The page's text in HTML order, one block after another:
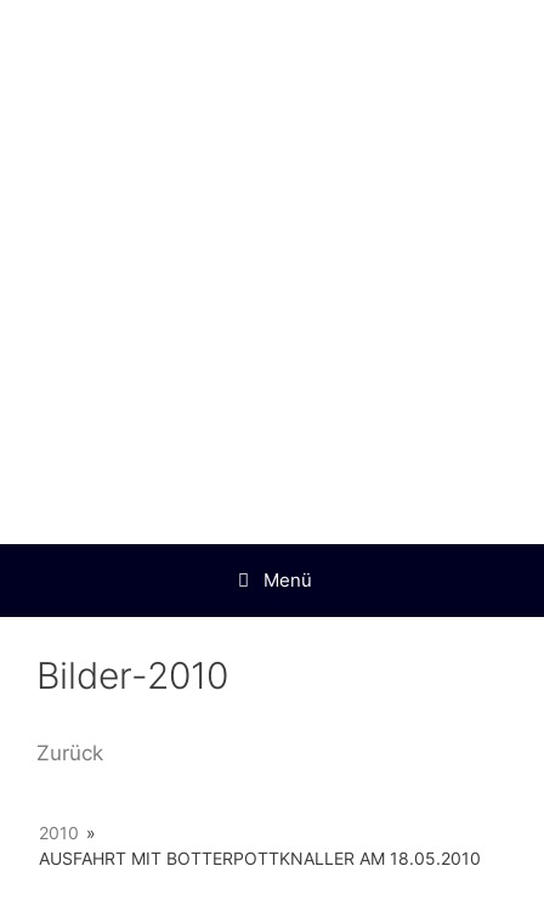
Menü
Bilder-2010
Zurück
2010 »
AUSFAHRT MIT BOTTERPOTTKNALLER AM 18.05.2010